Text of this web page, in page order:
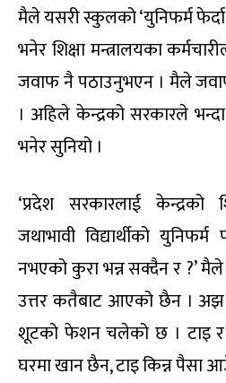
मैले यसरी स्कुलको ‘युनिफर्म फेर्दा
भनेर शिक्षा मन्त्रालयका
जवाफ नै पठाउनुभएन । मैले
। अहिले केन्द्रको सरकारले
भनेर सुनियो ।
‘प्रदेश सरकारलाई केन्द्रको
जथाभावी विद्यार्थीको
नभएको कुरा भन्न सक्दैन र ?’ मैले
उत्तर कतैबाट आएको छैन ।
शूटको फेशन चलेको छ । टाइ र
घरमा खान छैन, टाइ किन्न पैसा